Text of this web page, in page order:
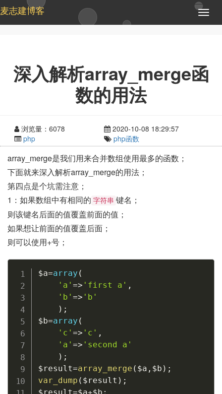
T
o
e
n
a
麦志建博客
深入解析array_merge函
数的用法
浏览量：6078
2020-10-08 18:29:57
php
php函数
array_merge是我们用来合并数组使用最多的函数；
下面就来深入解析array_merge的用法；
第四点是个坑需注意；
1：如果数组中有相同的 字符串 键名；
则该键名后面的值覆盖前面的值；
如果想让前面的值覆盖后面；
则可以使用+号；
$a=array (
'a' => 'first a' ,
'b' => 'b'
) ;
$b=array (
'c' => 'c' ,
'a' => 'second a'
) ;
$result=array_merge ( $a , $b ) ;
var_dump ( $result ) ;